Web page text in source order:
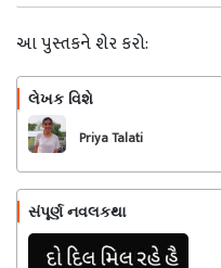
આ પુસ્તકને શેર કરો:
લેખક વિશે
Priya Talati
સંપૂર્ણ નવલકથા